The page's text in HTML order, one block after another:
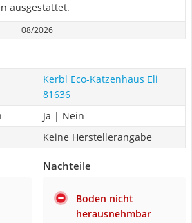
ausgestattet.
08/2026
Kerbl Eco-Katzenhaus Eli
81636
Ja | Nein
Keine Herstellerangabe
Nachteile
Boden nicht
herausnehmbar